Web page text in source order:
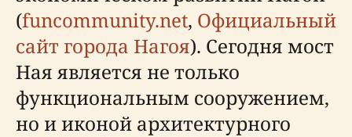
(funcommunity.net, Официальный
сайт города Нагоя). Сегодня мост
Ная является не только
функциональным сооружением,
но и иконой архитектурного